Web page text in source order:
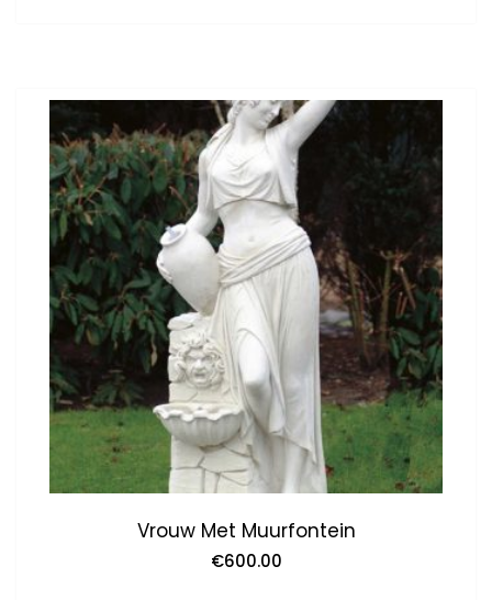
Vrouw Met Muurfontein
€600.00